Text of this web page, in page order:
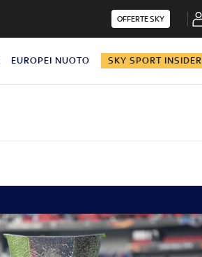
OFFERTE SKY
EUROPEI NUOTO SKY SPORT INSIDER